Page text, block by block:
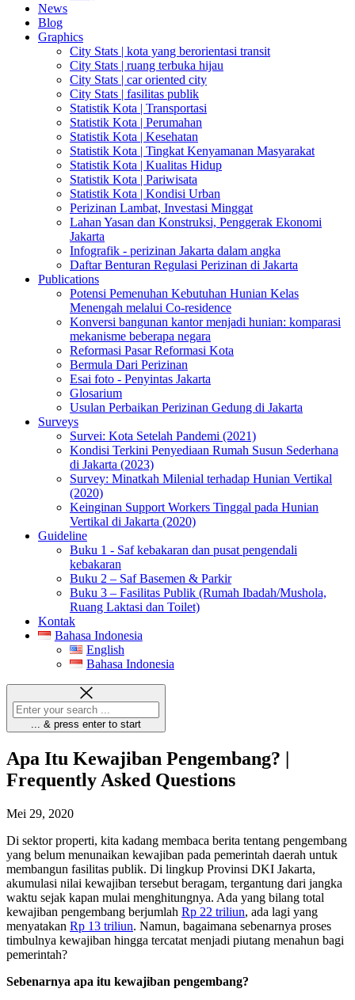
News
Blog
Graphics
City Stats | kota yang berorientasi transit
City Stats | ruang terbuka hijau
City Stats | car oriented city
City Stats | fasilitas publik
Statistik Kota | Transportasi
Statistik Kota | Perumahan
Statistik Kota | Kesehatan
Statistik Kota | Tingkat Kenyamanan Masyarakat
Statistik Kota | Kualitas Hidup
Statistik Kota | Pariwisata
Statistik Kota | Kondisi Urban
Perizinan Lambat, Investasi Minggat
Lahan Yasan dan Konstruksi, Penggerak Ekonomi
Jakarta
Infografik - perizinan Jakarta dalam angka
Daftar Benturan Regulasi Perizinan di Jakarta
Publications
Potensi Pemenuhan Kebutuhan Hunian Kelas
Menengah melalui Co-residence
Konversi bangunan kantor menjadi hunian: komparasi
mekanisme beberapa negara
Reformasi Pasar Reformasi Kota
Bermula Dari Perizinan
Esai foto - Penyintas Jakarta
Glosarium
Usulan Perbaikan Perizinan Gedung di Jakarta
Surveys
Survei: Kota Setelah Pandemi (2021)
Kondisi Terkini Penyediaan Rumah Susun Sederhana
di Jakarta (2023)
Survey: Minatkah Milenial terhadap Hunian Vertikal
(2020)
Keinginan Support Workers Tinggal pada Hunian
Vertikal di Jakarta (2020)
Guideline
Buku 1 - Saf kebakaran dan pusat pengendali
kebakaran
Buku 2 – Saf Basemen & Parkir
Buku 3 – Fasilitas Publik (Rumah Ibadah/Mushola,
Ruang Laktasi dan Toilet)
Kontak
Bahasa Indonesia
English
Bahasa Indonesia
... & press enter to start
Apa Itu Kewajiban Pengembang? |
Frequently Asked Questions
Mei 29, 2020
Di sektor properti, kita kadang membaca berita tentang pengembang
yang belum menunaikan kewajiban pada pemerintah daerah untuk
membangun fasilitas publik. Di lingkup Provinsi DKI Jakarta,
akumulasi nilai kewajiban tersebut beragam, tergantung dari jangka
waktu sejak kapan mulai menghitungnya. Ada yang bilang total
kewajiban pengembang berjumlah Rp 22 triliun, ada lagi yang
menyatakan Rp 13 triliun. Namun, bagaimana sebenarnya proses
timbulnya kewajiban hingga tercatat menjadi piutang menahun bagi
pemerintah?
Sebenarnya apa itu kewajiban pengembang?